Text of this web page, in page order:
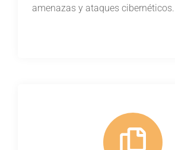
amenazas y ataques cibernéticos.